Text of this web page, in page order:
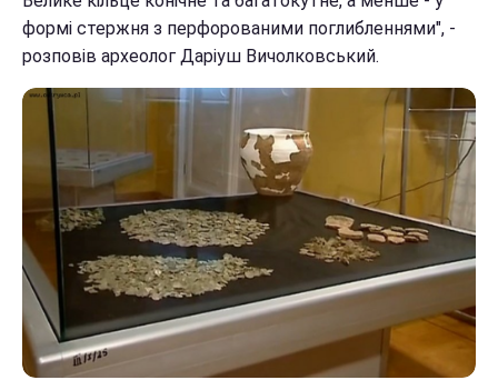
формі стержня з перфорованими поглибленнями", -
розповів археолог Даріуш Вичолковський.